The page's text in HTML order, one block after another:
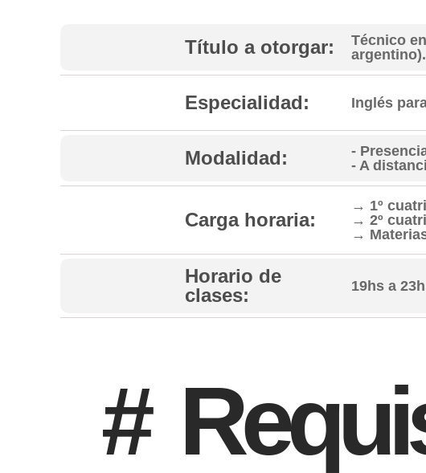
Título a otorgar:
Técnico
argentino).
Especialidad: Inglés
Modalidad:
-
- A
Carga horaria:
→ 1º
→ 2º
→
Horario de
clases:
19hs a
#